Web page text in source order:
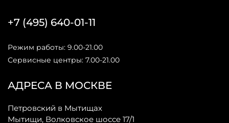
АДРЕСА В МОСКВЕ
Петровский в Мытищах
Мытищи, Волковское шоссе 17/1
+7 (495) 640-01-11
Режим работы: 9.00-21.00
Сервисные центры: 7.00-21.00